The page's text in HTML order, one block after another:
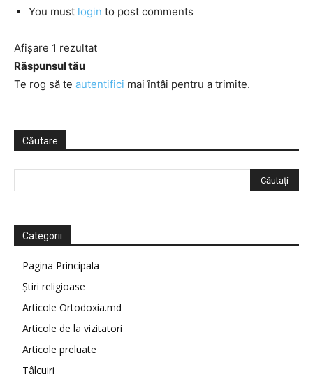
You must login to post comments
Afișare 1 rezultat
Răspunsul tău
Te rog să te autentifici mai întâi pentru a trimite.
Căutare
Categorii
Pagina Principala
Știri religioase
Articole Ortodoxia.md
Articole de la vizitatori
Articole preluate
Tâlcuiri